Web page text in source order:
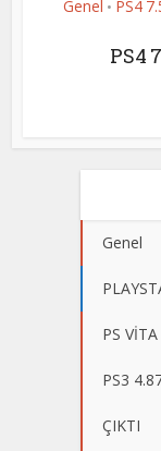
Genel • PS4
PS4
Genel
PS
PS3
ÇIKTI